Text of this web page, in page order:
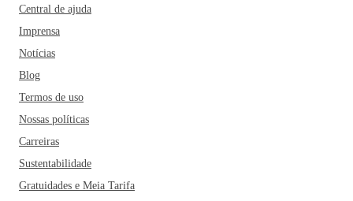
Central de ajuda
Imprensa
Notícias
Blog
Termos de uso
Nossas políticas
Carreiras
Sustentabilidade
Gratuidades e Meia Tarifa